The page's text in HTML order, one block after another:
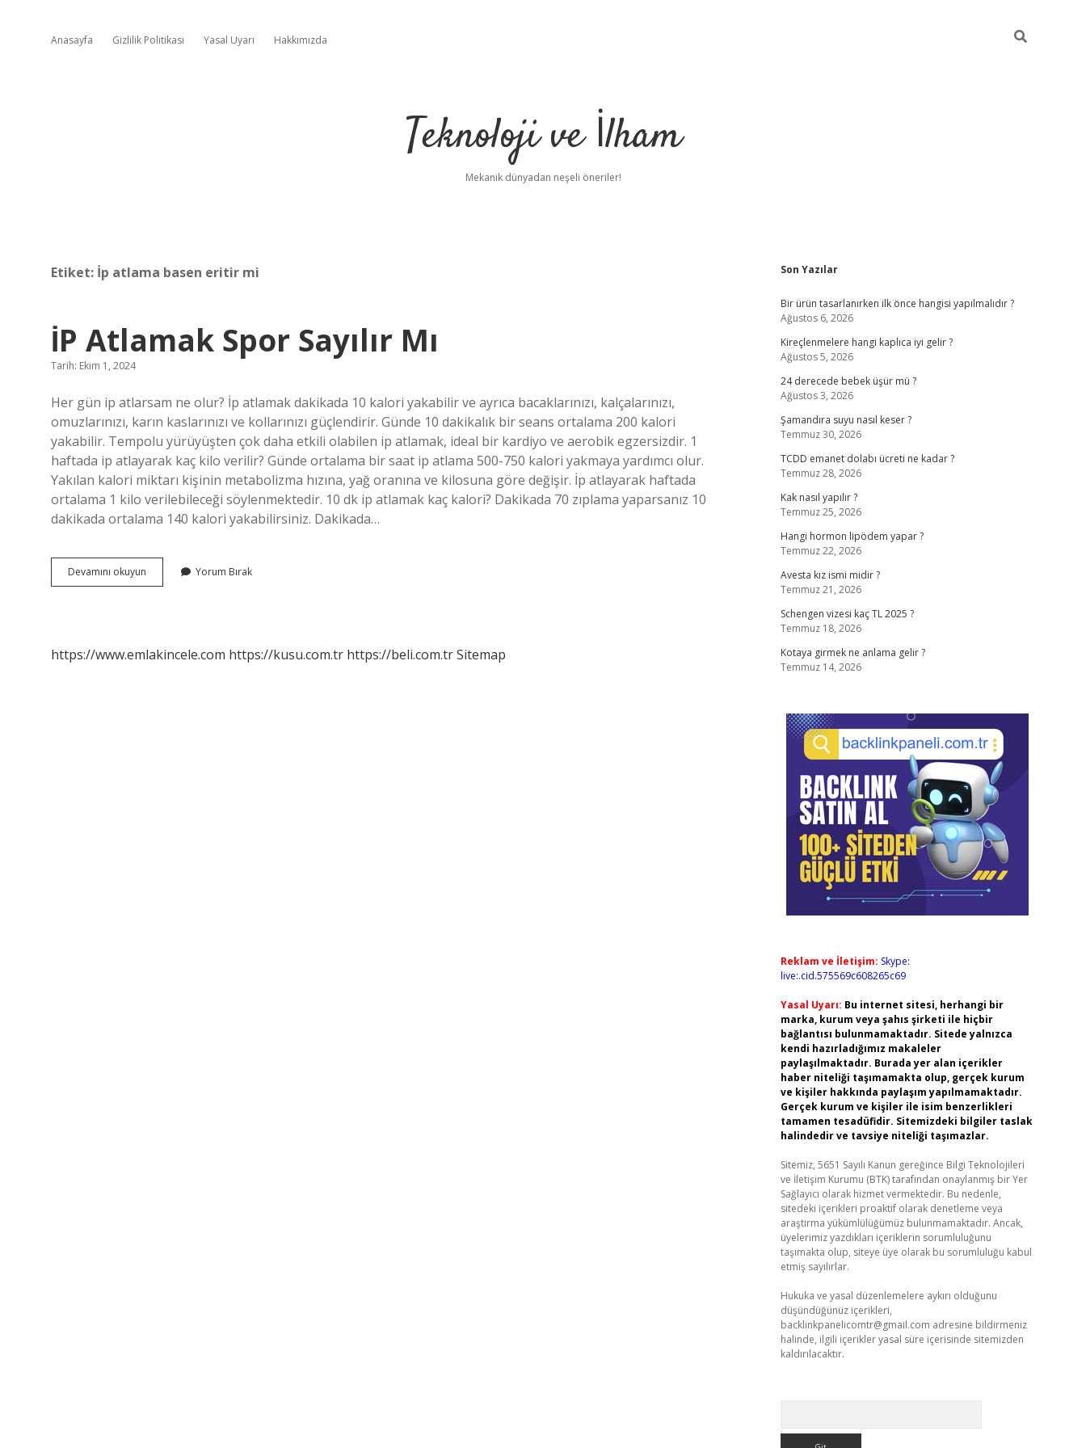
Anasayfa Gizlilik Politikası Yasal Uyarı Hakkımızda
Teknoloji ve İlham
Mekanik dünyadan neşeli öneriler!
Etiket: İp atlama basen eritir mi
İP Atlamak Spor Sayılır Mı
Tarih: Ekim 1, 2024
Her gün ip atlarsam ne olur? İp atlamak dakikada 10 kalori yakabilir ve ayrıca bacaklarınızı, kalçalarınızı,
omuzlarınızı, karın kaslarınızı ve kollarınızı güçlendirir. Günde 10 dakikalık bir seans ortalama 200 kalori
yakabilir. Tempolu yürüyüşten çok daha etkili olabilen ip atlamak, ideal bir kardiyo ve aerobik egzersizdir. 1
haftada ip atlayarak kaç kilo verilir? Günde ortalama bir saat ip atlama 500-750 kalori yakmaya yardımcı olur.
Yakılan kalori miktarı kişinin metabolizma hızına, yağ oranına ve kilosuna göre değişir. İp atlayarak haftada
ortalama 1 kilo verilebileceği söylenmektedir. 10 dk ip atlamak kaç kalori? Dakikada 70 zıplama yaparsanız 10
dakikada ortalama 140 kalori yakabilirsiniz. Dakikada…
Devamını okuyun
Atlamak
Yorum Bırak
https://www.emlakincele.com https://kusu.com.tr https://beli.com.trSitemap
Sidebar
Son Yazılar
Bir ürün tasarlanırken ilk önce hangisi yapılmalıdır ?
Ağustos 6, 2026
Kireçlenmelere hangi kaplıca iyi gelir ?
Ağustos 5, 2026
24 derecede bebek üşür mü ?
Ağustos 3, 2026
Şamandıra suyu nasıl keser ?
Temmuz 30, 2026
TCDD emanet dolabı ücreti ne kadar ?
Temmuz 28, 2026
Kak nasıl yapılır ?
Temmuz 25, 2026
Hangi hormon lipödem yapar ?
Temmuz 22, 2026
Avesta kız ismi midir ?
Temmuz 21, 2026
Schengen vizesi kaç TL 2025 ?
Temmuz 18, 2026
Kotaya girmek ne anlama gelir ?
Temmuz 14, 2026
Reklam ve İletişim: Skype:
live:.cid.575569c608265c69
Yasal Uyarı: Bu internet sitesi, herhangi bir
marka, kurum veya şahıs şirketi ile hiçbir
bağlantısı bulunmamaktadır. Sitede yalnızca
kendi hazırladığımız makaleler
paylaşılmaktadır. Burada yer alan içerikler
haber niteliği taşımamakta olup, gerçek kurum
ve kişiler hakkında paylaşım yapılmamaktadır.
Gerçek kurum ve kişiler ile isim benzerlikleri
tamamen tesadüfidir. Sitemizdeki bilgiler taslak
halindedir ve tavsiye niteliği taşımazlar.
Sitemiz, 5651 Sayılı Kanun gereğince Bilgi Teknolojileri
ve İletişim Kurumu (BTK) tarafından onaylanmış bir Yer
Sağlayıcı olarak hizmet vermektedir. Bu nedenle,
sitedeki içerikleri proaktif olarak denetleme veya
araştırma yükümlülüğümüz bulunmamaktadır. Ancak,
üyelerimiz yazdıkları içeriklerin sorumluluğunu
taşımakta olup, siteye üye olarak bu sorumluluğu kabul
etmiş sayılırlar.
Hukuka ve yasal düzenlemelere aykırı olduğunu
düşündüğünüz içerikleri,
backlinkpanelicomtr@gmail.com adresine bildirmeniz
halinde, ilgili içerikler yasal süre içerisinde sitemizden
kaldırılacaktır.